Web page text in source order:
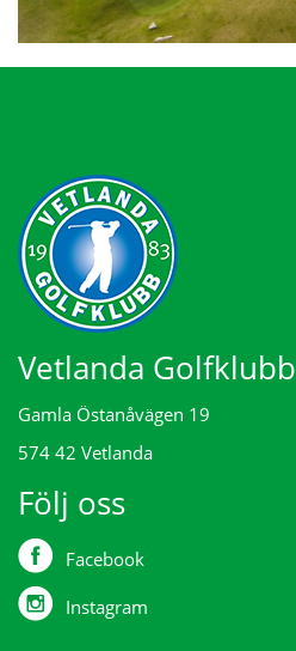
Vetlanda Golfklubb
Gamla Östanåvägen 19
574 42 Vetlanda
Följ oss
Facebook
Instagram